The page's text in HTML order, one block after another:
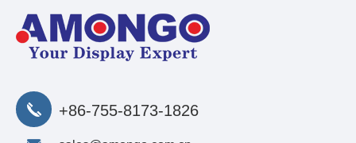
+86-755-8173-1826